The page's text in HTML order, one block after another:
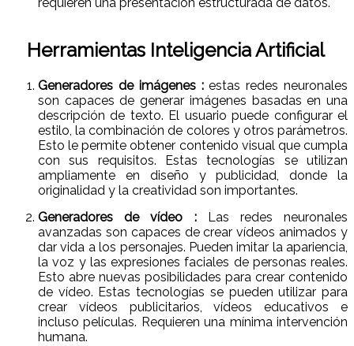
Herramientas Inteligencia Artificial
Generadores de imágenes : estas redes neuronales
son capaces de generar imágenes basadas en una
descripción de texto. El usuario puede configurar el
estilo, la combinación de colores y otros parámetros.
Esto le permite obtener contenido visual que cumpla
con sus requisitos. Estas tecnologías se utilizan
ampliamente en diseño y publicidad, donde la
originalidad y la creatividad son importantes.
Generadores de vídeo :Las redes neuronales
avanzadas son capaces de crear vídeos animados y
dar vida a los personajes. Pueden imitar la apariencia,
la voz y las expresiones faciales de personas reales.
Esto abre nuevas posibilidades para crear contenido
de vídeo. Estas tecnologías se pueden utilizar para
crear vídeos publicitarios, vídeos educativos e
incluso películas. Requieren una mínima intervención
humana.